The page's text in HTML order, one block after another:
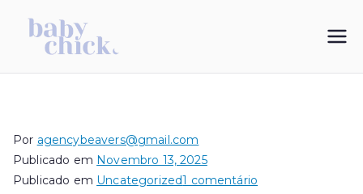
conteúdo
Por agencybeavers@gmail.com
Publicado em Novembro 13, 2025
Publicado em Uncategorized1 comentário